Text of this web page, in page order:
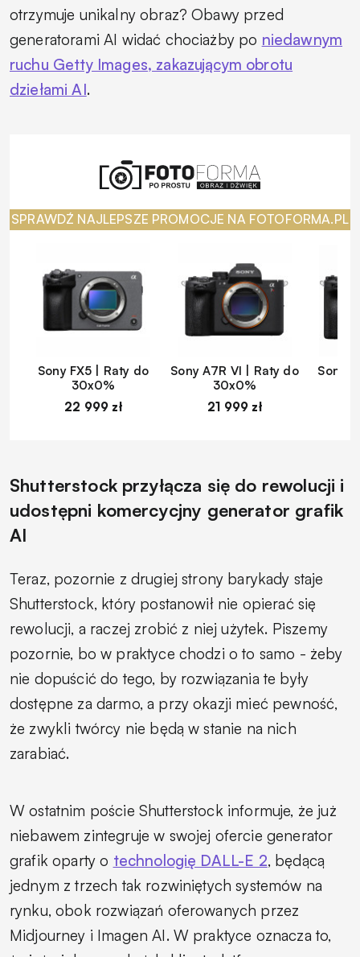
otrzymuje unikalny obraz? Obawy przed
generatorami AI widać chociażby po niedawnym
ruchu Getty Images, zakazującym obrotu
dziełami AI.
SPRAWDŹ NAJLEPSZE PROMOCJE NA FOTOFORMA.PL
Sony FX5 | Raty do
30x0%
22 999 zł
Sony A7R VI | Raty do
30x0%
21 999 zł
Sony
Shutterstock przyłącza się do rewolucji i
udostępni komercycjny generator grafik
AI
Teraz, pozornie z drugiej strony barykady staje
Shutterstock, który postanowił nie opierać się
rewolucji, a raczej zrobić z niej użytek. Piszemy
pozornie, bo w praktyce chodzi o to samo - żeby
nie dopuścić do tego, by rozwiązania te były
dostępne za darmo, a przy okazji mieć pewność,
że zwykli twórcy nie będą w stanie na nich
zarabiać.
W ostatnim poście Shutterstock informuje, że już
niebawem zintegruje w swojej ofercie generator
grafik oparty o technologię DALL-E 2, będącą
jednym z trzech tak rozwiniętych systemów na
rynku, obok rozwiązań oferowanych przez
Midjourney i Imagen AI. W praktyce oznacza to,